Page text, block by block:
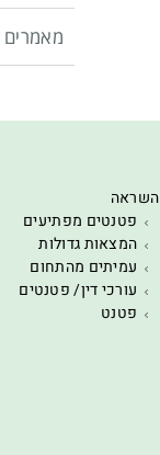
מאמרים
השראה
פטנטים מפתיעים
המצאות גדולות
עמיתים מהתחום
עורכי דין/ פטנטים
פטנט